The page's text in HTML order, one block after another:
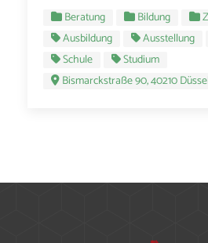
Beratung Bildung
Ausbildung
Ausstellung
Schule
Studium
Bismarckstraße 90, 40210